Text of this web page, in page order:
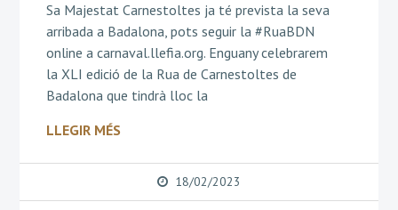
Sa Majestat Carnestoltes ja té prevista la seva
arribada a Badalona, pots seguir la #RuaBDN
online a carnaval.llefia.org. Enguany celebrarem
la XLI edició de la Rua de Carnestoltes de
Badalona que tindrà lloc la
LLEGIR MÉS
18/02/2023